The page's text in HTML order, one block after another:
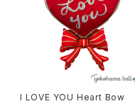
I LOVE YOU Heart Bow